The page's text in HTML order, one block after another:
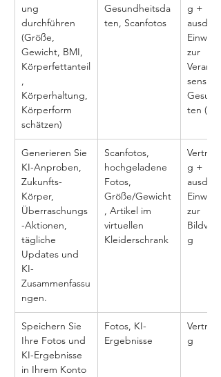
ung
durchführen
(Größe,
Gewicht, BMI,
Körperfettanteil
,
Körperhaltung,
Körperform
schätzen)
Gesundheitsda
ten, Scanfotos
g +
zur
ten (Art.
Generieren Sie
KI-Anproben,
Zukunfts-
Körper,
Überraschungs
-Aktionen,
tägliche
Updates und
KI-
Zusammenfassu
ngen.
Scanfotos,
hochgeladene
Fotos,
Größe/Gewicht
, Artikel im
virtuellen
Kleiderschrank
g +
zur
g
Speichern Sie
Ihre Fotos und
KI-Ergebnisse
in Ihrem Konto
Fotos, KI-
Ergebnisse
g